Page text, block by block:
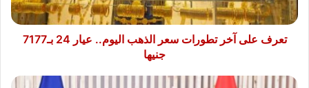
عيار
24
بـ7177
تعرف على آخر تطورات سعر الذهب اليوم.. عيار 24 بـ7177
جنيها
الرئيس